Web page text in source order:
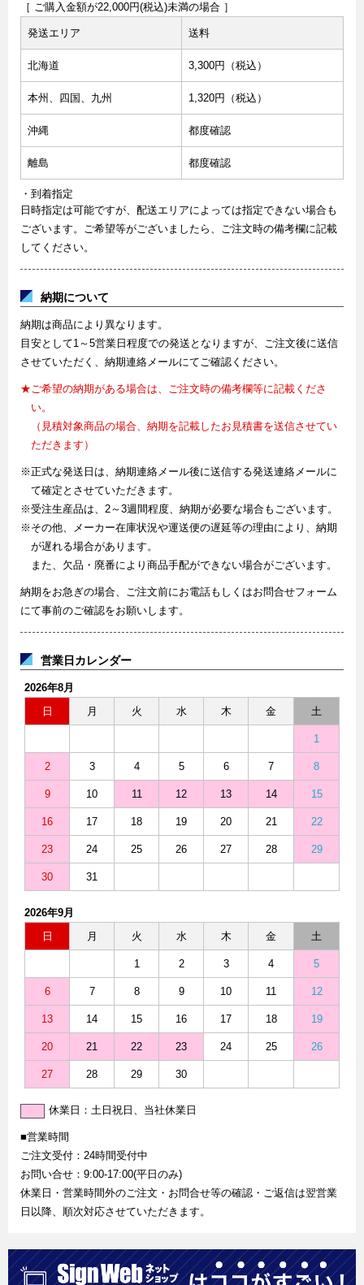
［ ご購入金額が22,000円(税込)未満の場合 ］
発送エリア 送料
北海道 3,300円（税込）
本州、四国、九州 1,320円（税込）
沖縄 都度確認
離島 都度確認
・到着指定
日時指定は可能ですが、配送エリアによっては指定できない場合も
ございます。ご希望等がございましたら、ご注文時の備考欄に記載
してください。
納期について
納期は商品により異なります。
目安として1～5営業日程度での発送となりますが、ご注文後に送信
させていただく、納期連絡メールにてご確認ください。
★ご希望の納期がある場合は、ご注文時の備考欄等に記載くださ
い。
（見積対象商品の場合、納期を記載したお見積書を送信させてい
ただきます）
※正式な発送日は、納期連絡メール後に送信する発送連絡メールに
て確定とさせていただきます。
※受注生産品は、2～3週間程度、納期が必要な場合もございます。
※その他、メーカー在庫状況や運送便の遅延等の理由により、納期
が遅れる場合があります。
また、欠品・廃番により商品手配ができない場合がございます。
納期をお急ぎの場合、ご注文前にお電話もしくはお問合せフォーム
にて事前のご確認をお願いします。
営業日カレンダー
2026年8月
日
月 火 水 木 金 土
1
2 3 4 5 6 7 8
9 10 11 12 13 14 15
16 17 18 19 20 21 22
23 24 25 26 27 28 29
30 31
2026年9月
日
月 火 水 木 金 土
1 2 3 4 5
6 7 8 9 10 11 12
13 14 15 16 17 18 19
20 21 22 23 24 25 26
27 28 29 30
休業日：土日祝日、当社休業日
■営業時間
ご注文受付：24時間受付中
お問い合せ：9:00-17:00(平日のみ)
休業日・営業時間外のご注文・お問合せ等の確認・ご返信は翌営業
日以降、順次対応させていただきます。